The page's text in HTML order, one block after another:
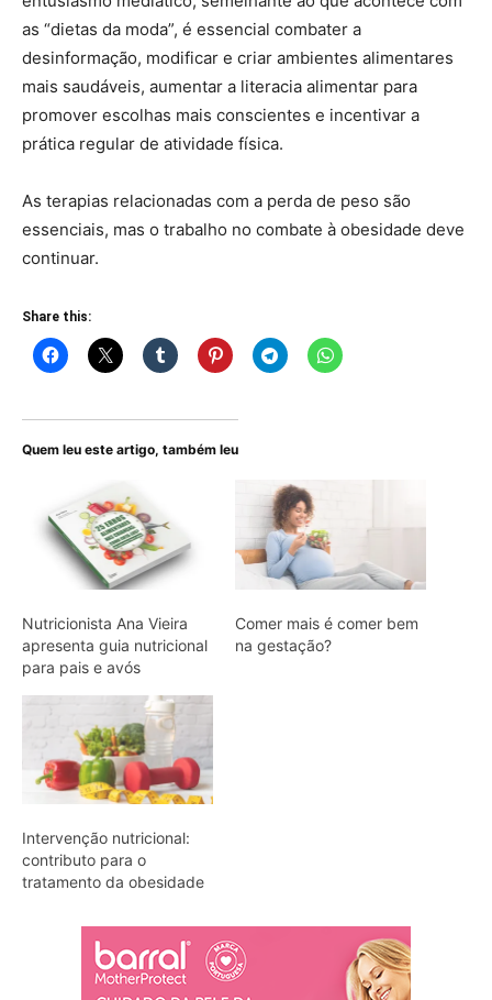
as “dietas da moda”, é essencial combater a
desinformação, modificar e criar ambientes alimentares
mais saudáveis, aumentar a literacia alimentar para
promover escolhas mais conscientes e incentivar a
prática regular de atividade física.
As terapias relacionadas com a perda de peso são
essenciais, mas o trabalho no combate à obesidade deve
continuar.
Share this:
Quem leu este artigo, também leu
Nutricionista Ana Vieira
apresenta guia nutricional
para pais e avós
Comer mais é comer bem
na gestação?
Intervenção nutricional:
contributo para o
tratamento da obesidade